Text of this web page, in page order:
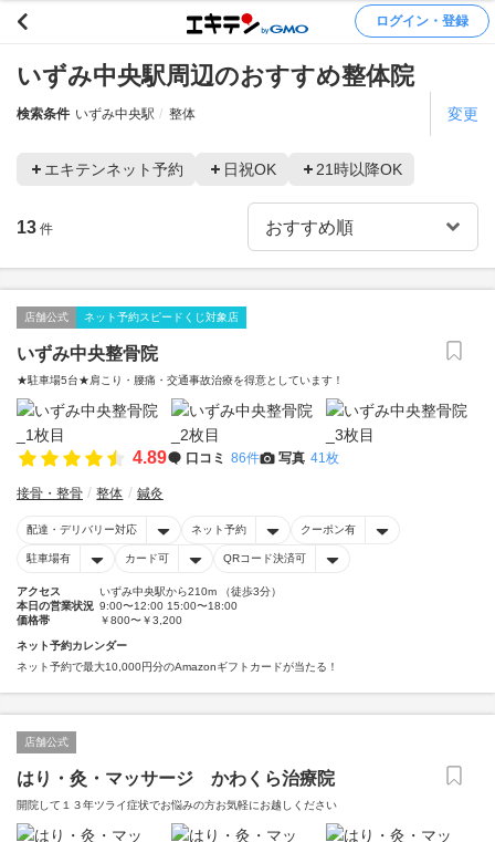
ログイン・登録
いずみ中央駅周辺のおすすめ整体院
検索条件 いずみ中央駅 整体 変更
エキテンネット予約 日祝OK 21時以降OK
13 件
店舗公式 ネット予約スピードくじ対象店
いずみ中央整骨院
★駐車場5台★肩こり・腰痛・交通事故治療を得意としています！
4.89 口コミ 86件 写真 41枚
接骨・整骨 整体 鍼灸
配達・デリバリー対応 ネット予約 クーポン有
駐車場有 カード可 QRコード決済可
アクセス
いずみ中央駅から210m （徒歩3分）
本日の営業状況 9:00〜12:00 15:00〜18:00
価格帯
￥800〜￥3,200
ネット予約カレンダー
ネット予約で最大10,000円分のAmazonギフトカードが当たる！
店舗公式
はり・灸・マッサージ かわくら治療院
開院して１３年ツライ症状でお悩みの方お気軽にお越しください